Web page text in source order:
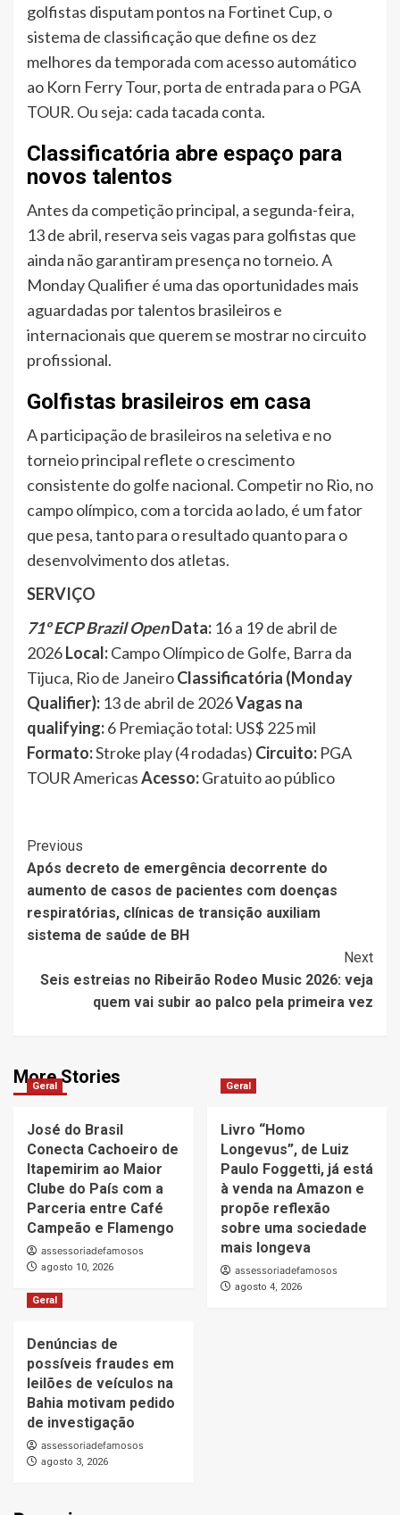
golfistas disputam pontos na Fortinet Cup, o
sistema de classificação que define os dez
melhores da temporada com acesso automático
ao Korn Ferry Tour, porta de entrada para o PGA
TOUR. Ou seja: cada tacada conta.
Classificatória abre espaço para
novos talentos
Antes da competição principal, a segunda-feira,
13 de abril, reserva seis vagas para golfistas que
ainda não garantiram presença no torneio. A
Monday Qualifier é uma das oportunidades mais
aguardadas por talentos brasileiros e
internacionais que querem se mostrar no circuito
profissional.
Golfistas brasileiros em casa
A participação de brasileiros na seletiva e no
torneio principal reflete o crescimento
consistente do golfe nacional. Competir no Rio, no
campo olímpico, com a torcida ao lado, é um fator
que pesa, tanto para o resultado quanto para o
desenvolvimento dos atletas.
SERVIÇO
71º ECP Brazil OpenData: 16 a 19 de abril de
2026Local:Campo Olímpico de Golfe, Barra da
Tijuca, Rio de JaneiroClassificatória (Monday
Qualifier): 13 de abril de 2026Vagas na
qualifying:6 Premiação total: US$ 225 mil
Formato:Stroke play (4 rodadas) Circuito: PGA
TOUR AmericasAcesso:Gratuito ao público
Post
Navigation
Previous
Após decreto de emergência decorrente do
aumento de casos de pacientes com doenças
respiratórias, clínicas de transição auxiliam
sistema de saúde de BH
Next
Seis estreias no Ribeirão Rodeo Music 2026: veja
quem vai subir ao palco pela primeira vez
More Stories
Geral
José do Brasil
Conecta Cachoeiro de
Itapemirim ao Maior
Clube do País com a
Parceria entre Café
Campeão e Flamengo
assessoriadefamosos
agosto 10, 2026
Geral
Livro “Homo
Longevus”, de Luiz
Paulo Foggetti, já está
à venda na Amazon e
propõe reflexão
sobre uma sociedade
mais longeva
assessoriadefamosos
agosto 4, 2026
Geral
Denúncias de
possíveis fraudes em
leilões de veículos na
Bahia motivam pedido
de investigação
assessoriadefamosos
agosto 3, 2026